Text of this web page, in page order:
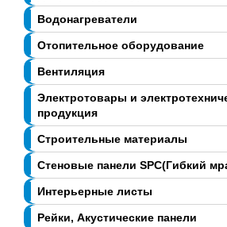
Водонагреватели
Отопительное оборудование
Вентиляция
Электротовары и
продукция
Строительные материалы
Стеновые панели SPC(Гибкий
Интерьерные листы
Рейки, Акустические панели